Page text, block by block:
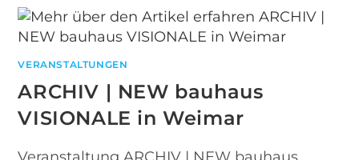
VERANSTALTUNGEN
ARCHIV | NEW bauhaus
VISIONALE in Weimar